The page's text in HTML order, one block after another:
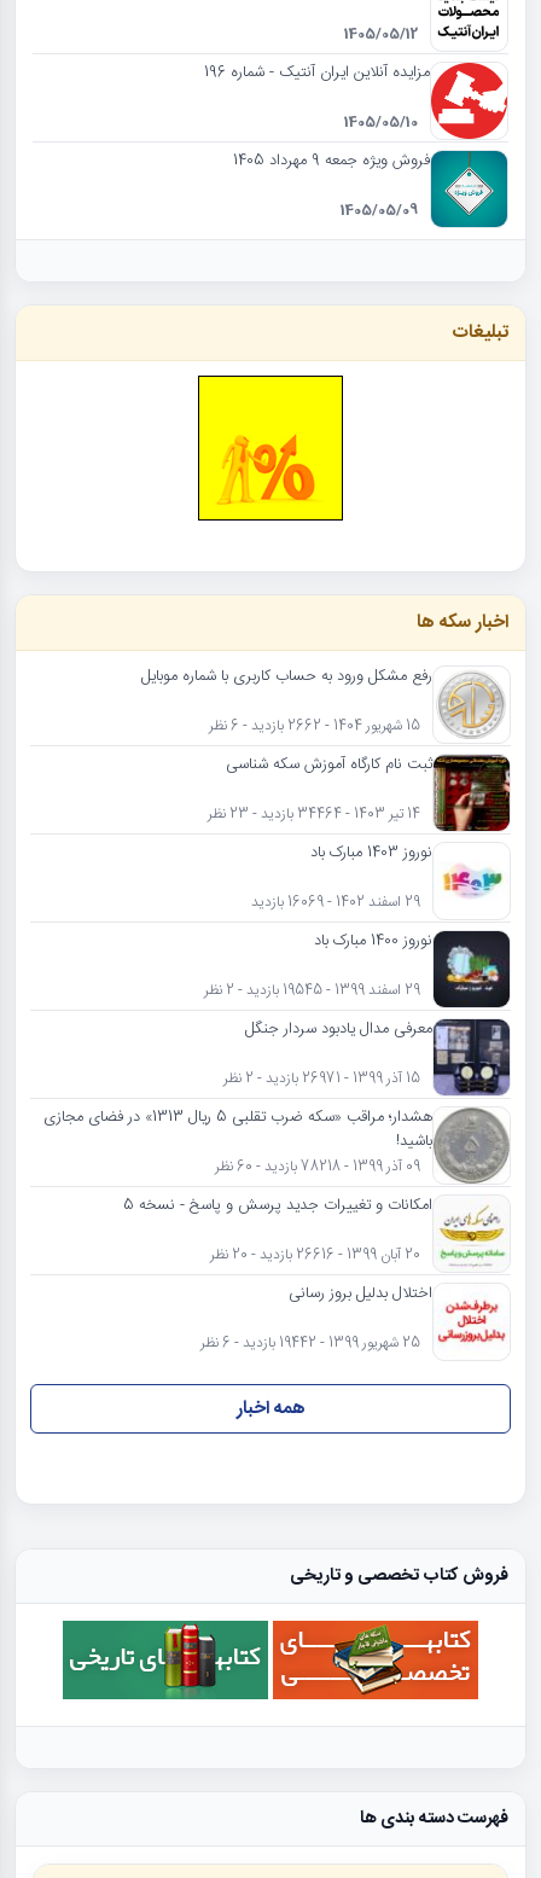
1405/05/12
مزایده آنلاین ایران آنتیک - شماره 196
1405/05/10
فروش ویژه جمعه 9 مهرداد 1405
1405/05/09
تبلیغات
اخبار سکه ها
رفع مشکل ورود به حساب کاربری با شماره موبایل
15 شهریور 1404 - 2662 بازدید - 6 نظر
ثبت نام کارگاه آموزش سکه شناسی
14 تیر 1403 - 34464 بازدید - 23 نظر
نوروز 1403 مبارک باد
29 اسفند 1402 - 16069 بازدید
نوروز 1400 مبارک باد
29 اسفند 1399 - 19545 بازدید - 2 نظر
معرفی مدال یادبود سردار جنگل
15 آذر 1399 - 26971 بازدید - 2 نظر
هشدار؛ مراقب «سکه ضرب تقلبی 5 ریال 1313» در فضای مجازی
باشید!
09 آذر 1399 - 78218 بازدید - 60 نظر
امکانات و تغییرات جدید پرسش و پاسخ - نسخه 5
20 آبان 1399 - 26616 بازدید - 20 نظر
اختلال بدلیل بروز رسانی
25 شهریور 1399 - 19442 بازدید - 6 نظر
همه اخبار
فروش کتاب تخصصی و تاریخی
فهرست دسته بندی ها